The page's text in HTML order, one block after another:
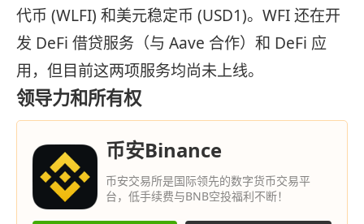
代币 (WLFI) 和美元稳定币 (USD1)。WFI 还在开
发 DeFi 借贷服务（与 Aave 合作）和 DeFi 应
用，但目前这两项服务均尚未上线。
领导力和所有权
币安Binance
币安交易所是国际领先的数字货币交易平
台，低手续费与BNB空投福利不断！